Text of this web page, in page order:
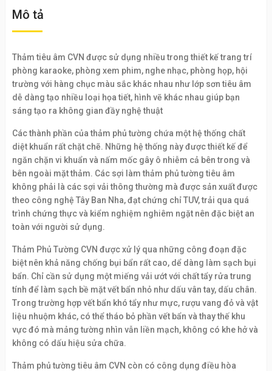
Mô tả
Thảm tiêu âm CVN được sử dụng nhiều trong thiết kế trang trí
phòng karaoke, phòng xem phim, nghe nhạc, phòng họp, hội
trường với hàng chục màu sắc khác nhau như lớp sơn tiêu âm
dễ dàng tạo nhiều loại họa tiết, hình vẽ khác nhau giúp bạn
sáng tạo ra không gian đầy nghệ thuật
Các thành phần của thảm phủ tường chứa một hệ thống chất
diệt khuẩn rất chặt chẽ. Những hệ thống này được thiết kế để
ngăn chặn vi khuẩn và nấm mốc gây ô nhiễm cả bên trong và
bên ngoài mặt thảm. Các sợi làm thảm phủ tường tiêu âm
không phải là các sợi vải thông thường mà được sản xuất được
theo công nghệ Tây Ban Nha, đạt chứng chỉ TUV, trải qua quá
trình chứng thực và kiểm nghiệm nghiêm ngặt nên đặc biệt an
toàn với người sử dụng.
Thảm Phủ Tường CVN được xử lý qua những công đoạn đặc
biệt nên khả năng chống bụi bẩn rất cao, dể dàng làm sạch bụi
bẩn. Chỉ cần sử dụng một miếng vải ướt với chất tẩy rửa trung
tính để làm sạch bề mặt vết bẩn nhỏ như dấu vân tay, dấu chân.
Trong trường hợp vết bẩn khó tẩy như mực, rượu vang đỏ và vật
liệu nhuộm khác, có thể tháo bỏ phần vết bẩn và thay thế khu
vực đó mà mảng tường nhìn vẫn liền mạch, không có khe hở và
không có dấu hiệu sửa chữa.
Thảm phủ tường tiêu âm CVN còn có công dụng điều hòa